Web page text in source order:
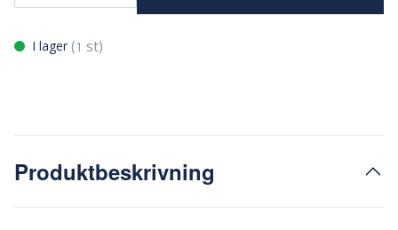
I lager (1 st)
Produktbeskrivning